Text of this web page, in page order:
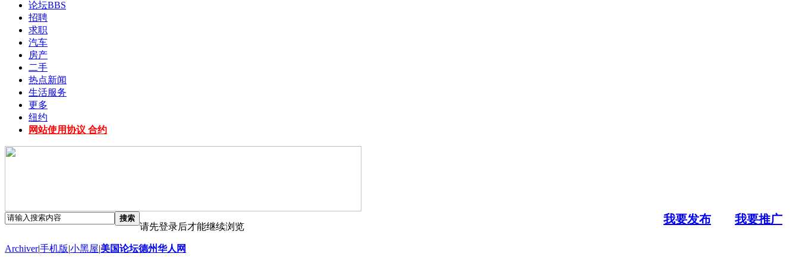
论坛BBS
招聘
求职
汽车
房产
二手
热点新闻
生活服务
更多
纽约
网站使用协议 合约
搜索 我要发布 我要推广
请先登录后才能继续浏览
Archiver|手机版|小黑屋|美国论坛德州华人网